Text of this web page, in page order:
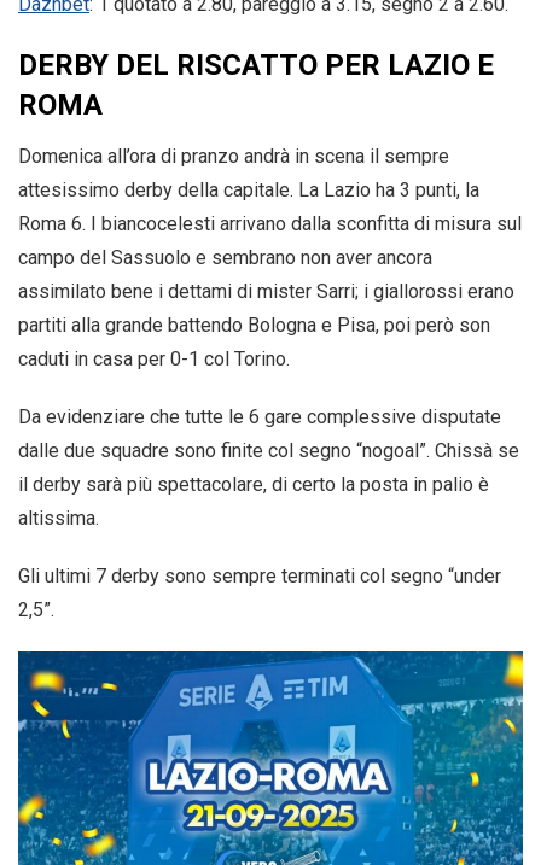
DERBY DEL RISCATTO PER LAZIO E
ROMA
Domenica all’ora di pranzo andrà in scena il sempre
attesissimo derby della capitale. La Lazio ha 3 punti, la
Roma 6. I biancocelesti arrivano dalla sconfitta di misura sul
campo del Sassuolo e sembrano non aver ancora
assimilato bene i dettami di mister Sarri; i giallorossi erano
partiti alla grande battendo Bologna e Pisa, poi però son
caduti in casa per 0-1 col Torino.
Da evidenziare che tutte le 6 gare complessive disputate
dalle due squadre sono finite col segno “nogoal”. Chissà se
il derby sarà più spettacolare, di certo la posta in palio è
altissima.
Gli ultimi 7 derby sono sempre terminati col segno “under
2,5”.